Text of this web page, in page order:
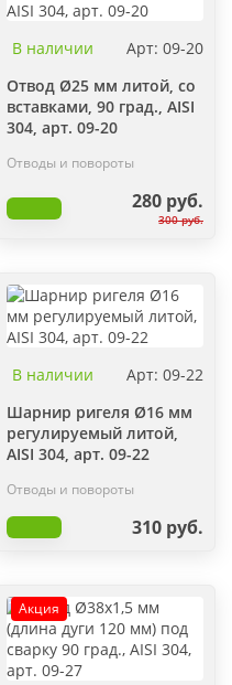
В наличии
Арт: 09-20
Отвод Ø25 мм литой, со
вставками, 90 град., AISI
304, арт. 09-20
Отводы и повороты
280 руб.
300 руб.
В наличии
Арт: 09-22
Шарнир ригеля Ø16 мм
регулируемый литой,
AISI 304, арт. 09-22
Отводы и повороты
310 руб.
Акция